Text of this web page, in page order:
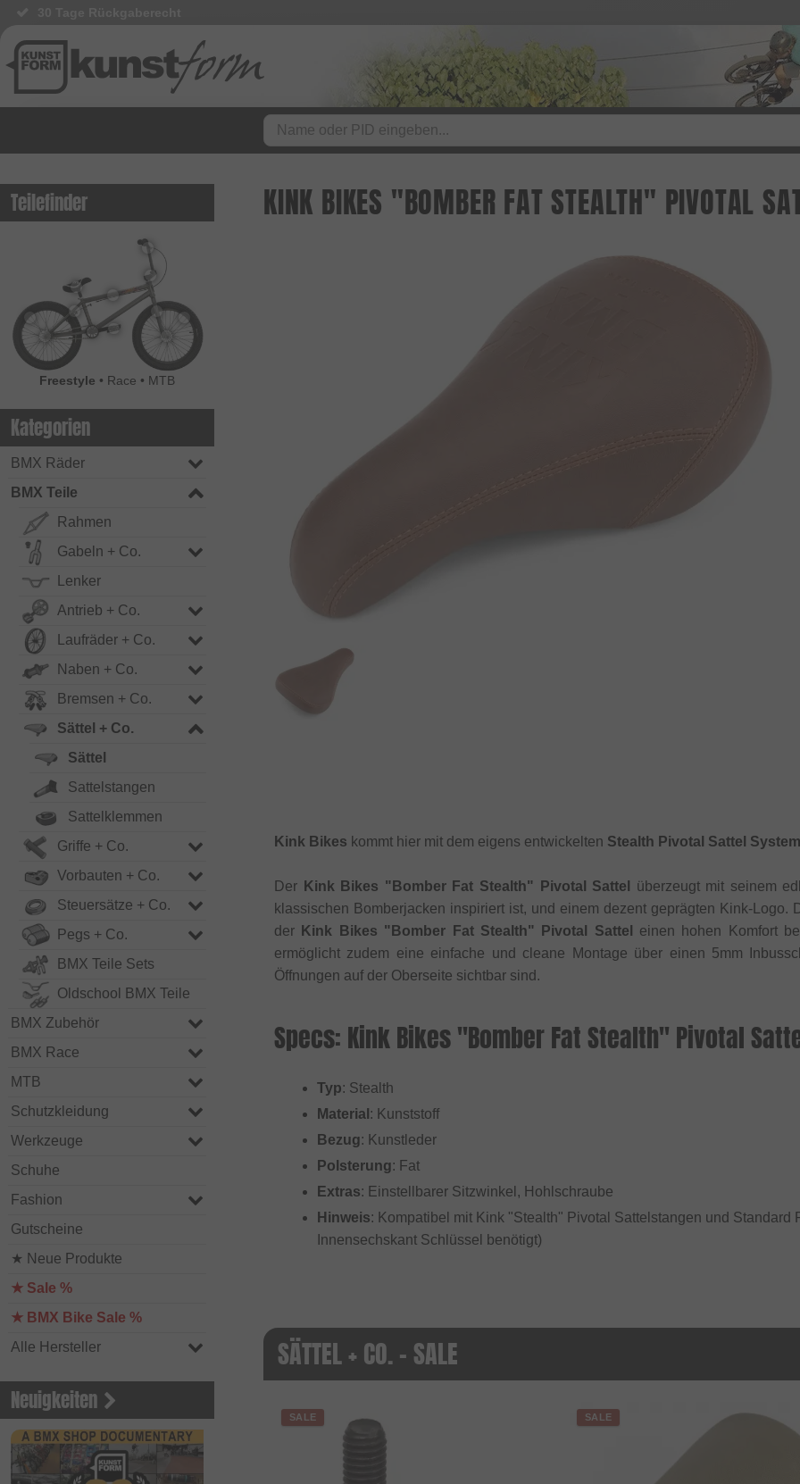
Teilefinder
Freestyle • Race • MTB
Kategorien
BMX Räder
BMX Teile
Rahmen
Gabeln + Co.
Lenker
Antrieb + Co.
Laufräder + Co.
Naben + Co.
Bremsen + Co.
Sättel + Co.
Sättel
Sattelstangen
Sattelklemmen
Griffe + Co.
Vorbauten + Co.
Steuersätze + Co.
Pegs + Co.
BMX Teile Sets
Oldschool BMX Teile
BMX Zubehör
BMX Race
MTB
Schutzkleidung
Werkzeuge
Schuhe
Fashion
Gutscheine
★ Neue Produkte
★ Sale %
★ BMX Bike Sale %
Alle Hersteller
Neuigkeiten
KINK BIKES "BOMBER FAT STEALTH" PIVOTAL
Kink Bikes kommt hier mit dem eigens entwickelten Stealth Pivotal Sattel System
Der Kink Bikes "Bomber Fat Stealth" Pivotal Sattel
überzeugt mit seinem
klassischen Bomberjacken inspiriert ist, und einem dezent geprägten Kink-Logo.
der Kink Bikes "Bomber Fat Stealth" Pivotal Sattel
einen hohen Komfort
ermöglicht zudem eine einfache und cleane Montage über einen 5mm
Öffnungen auf der Oberseite sichtbar sind.
Specs: Kink Bikes "Bomber Fat Stealth" Pivotal
Typ: Stealth
Material : Kunststoff
Bezug: Kunstleder
Polsterung: Fat
Extras: Einstellbarer Sitzwinkel, Hohlschraube
Hinweis: Kompatibel mit Kink "Stealth" Pivotal Sattelstangen und
Innensechskant Schlüssel benötigt)
SÄTTEL + CO. - SALE
SALE SALE